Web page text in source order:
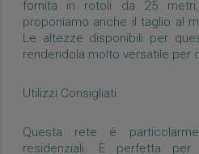
fornita in rotoli da 25
proponiamo anche il taglio al
Le altezze disponibili per
rendendola molto versatile per
Utilizzi Consigliati
Questa rete è
residenziali. È perfetta per